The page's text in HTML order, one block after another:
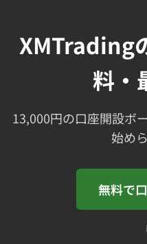
XMTrading
料・
13,000円の口座開設ボ
始め
無料で